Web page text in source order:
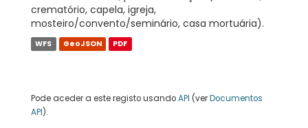
crematório, capela, igreja,
mosteiro/convento/seminário, casa mortuária).
WFS GeoJSON PDF
Pode aceder a este registo usandoAPI (verDocumentos
API).